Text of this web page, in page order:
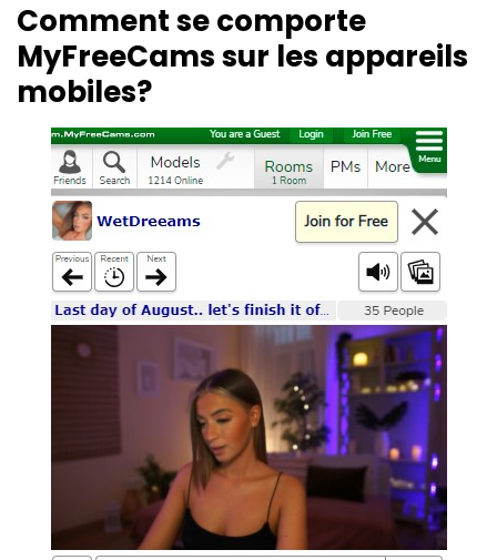
Comment se comporte
MyFreeCams sur les appareils
mobiles?